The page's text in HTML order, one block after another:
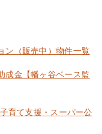
ン（販売中）物件一覧
成金【幡ヶ谷ベース監
育て支援・スーパー公